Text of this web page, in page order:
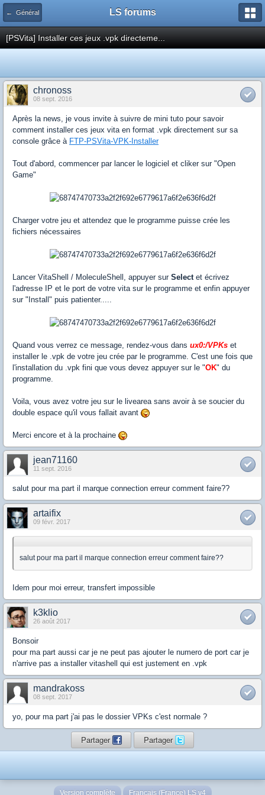
← Général LS forums
[PSVita] Installer ces jeux .vpk directeme...
chronoss
08 sept. 2016
Après la news, je vous invite à suivre de mini tuto pour savoir
comment installer ces jeux vita en format .vpk directement sur sa
console grâce à FTP-PSVita-VPK-Installer
Tout d'abord, commencer par lancer le logiciel et cliker sur "Open
Game"
Charger votre jeu et attendez que le programme puisse crée les
fichiers nécessaires
Lancer VitaShell / MoleculeShell, appuyer sur Select et écrivez
l'adresse IP et le port de votre vita sur le programme et enfin appuyer
sur "Install" puis patienter.....
Quand vous verrez ce message, rendez-vous dans ux0:/VPKs et
installer le .vpk de votre jeu crée par le programme. C'est une fois que
l'installation du .vpk fini que vous devez appuyer sur le "OK" du
programme.
Voila, vous avez votre jeu sur le livearea sans avoir à se soucier du
double espace qu'il vous fallait avant
Merci encore et à la prochaine
jean71160
11 sept. 2016
salut pour ma part il marque connection erreur comment faire??
artaifix
09 févr. 2017
salut pour ma part il marque connection erreur comment faire??
Idem pour moi erreur, transfert impossible
k3klio
26 août 2017
Bonsoir
pour ma part aussi car je ne peut pas ajouter le numero de port car je
n'arrive pas a installer vitashell qui est justement en .vpk
mandrakoss
08 sept. 2017
yo, pour ma part j'ai pas le dossier VPKs c'est normale ?
Partager Partager
Version complète Français (France) LS v4